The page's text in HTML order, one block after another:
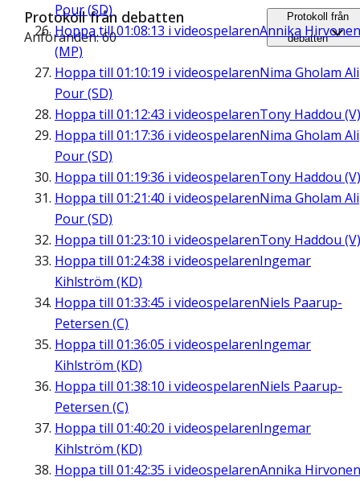
Pour (SD)
Hoppa till01:08:13 i videospelarenAnnika Hirvonen
(MP)
Hoppa till 01:10:19 i videospelarenNima Gholam Ali
Pour (SD)
Hoppa till 01:12:43 i videospelarenTony Haddou (V)
Hoppa till 01:17:36 i videospelarenNima Gholam Ali
Pour (SD)
Hoppa till 01:19:36 i videospelarenTony Haddou (V)
Hoppa till 01:21:40 i videospelarenNima Gholam Ali
Pour (SD)
Hoppa till 01:23:10 i videospelarenTony Haddou (V)
Hoppa till 01:24:38 i videospelarenIngemar
Kihlström (KD)
Hoppa till 01:33:45 i videospelarenNiels Paarup-
Petersen (C)
Hoppa till 01:36:05 i videospelarenIngemar
Kihlström (KD)
Hoppa till 01:38:10 i videospelarenNiels Paarup-
Petersen (C)
Hoppa till 01:40:20 i videospelarenIngemar
Kihlström (KD)
Hoppa till 01:42:35 i videospelarenAnnika Hirvonen
Protokoll från debatten
Anföranden: 60
Protokoll från
debatten